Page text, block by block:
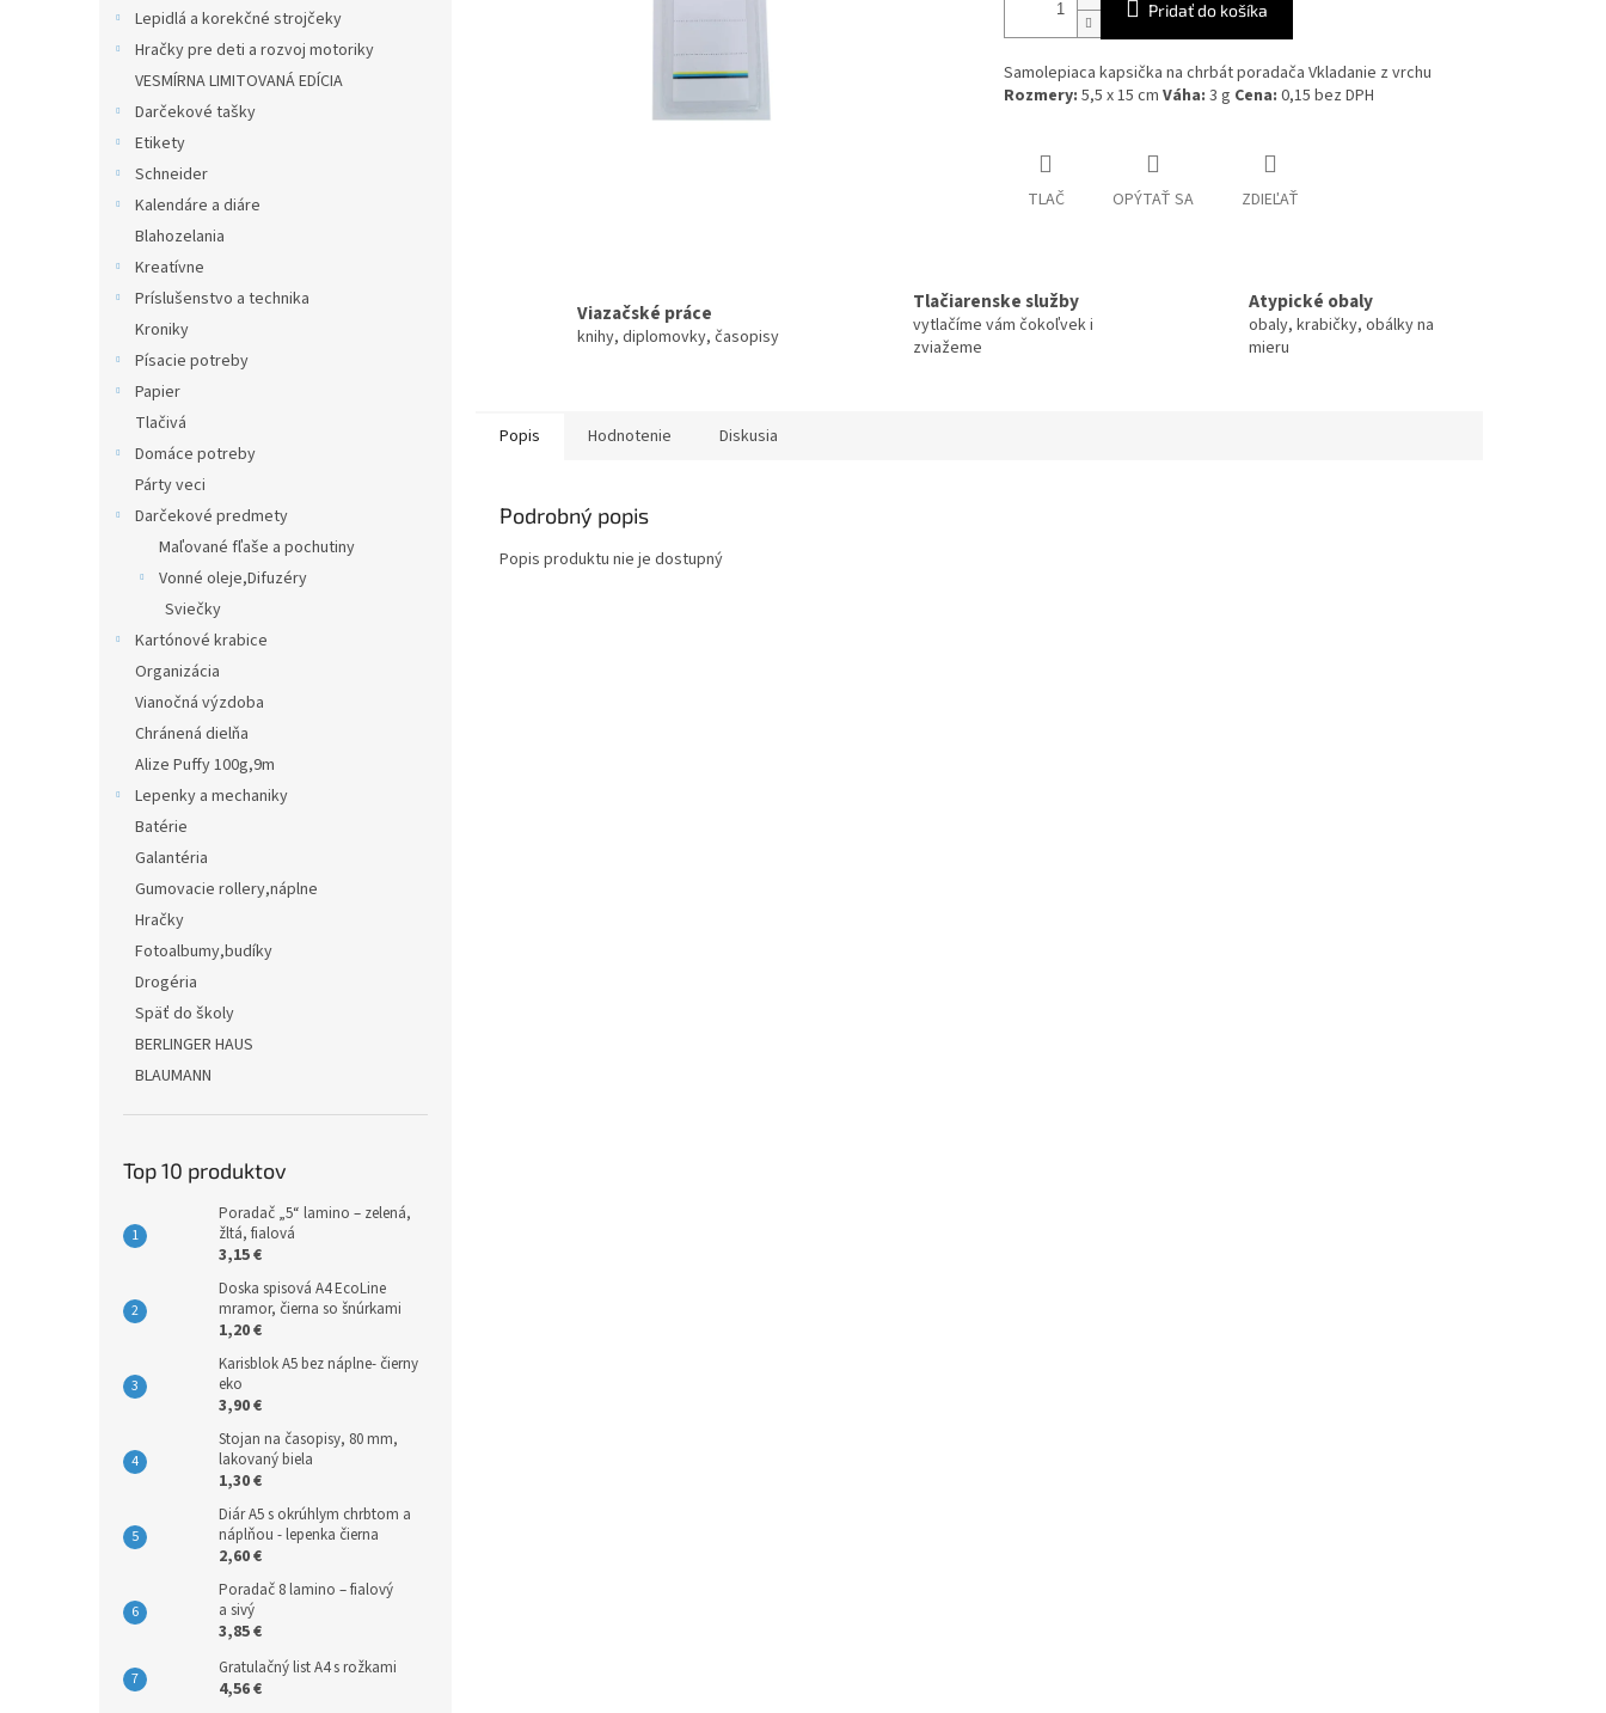
Lepidlá a korekčné strojčeky
Hračky pre deti a rozvoj motoriky
VESMÍRNA LIMITOVANÁ EDÍCIA
Darčekové tašky
Etikety
Schneider
Kalendáre a diáre
Blahozelania
Kreatívne
Príslušenstvo a technika
Kroniky
Písacie potreby
Papier
Tlačivá
Domáce potreby
Párty veci
Darčekové predmety
Maľované fľaše a pochutiny
Vonné oleje,Difuzéry
Sviečky
Kartónové krabice
Organizácia
Vianočná výzdoba
Chránená dielňa
Alize Puffy 100g,9m
Lepenky a mechaniky
Batérie
Galantéria
Gumovacie rollery,náplne
Hračky
Fotoalbumy,budíky
Drogéria
Späť do školy
BERLINGER HAUS
BLAUMANN
Top 10 produktov
Poradač „5“ lamino – zelená,
žltá, fialová
3,15 €
Doska spisová A4 EcoLine
mramor, čierna so šnúrkami
1,20 €
Karisblok A5 bez náplne- čierny
eko
3,90 €
Stojan na časopisy, 80 mm,
lakovaný biela
1,30 €
Diár A5 s okrúhlym chrbtom a
náplňou - lepenka čierna
2,60 €
Poradač 8 lamino – fialový
a sivý
3,85 €
Gratulačný list A4 s rožkami
4,56 €
Pridať do košíka
Samolepiaca kapsička na chrbát poradača Vkladanie z vrchu
Rozmery: 5,5 x 15 cm Váha: 3 g Cena: 0,15 bez DPH
TLAČ OPÝTAŤ SA ZDIEĽAŤ
Viazačské práce
knihy, diplomovky, časopisy
Tlačiarenske služby
vytlačíme vám čokoľvek i
zviažeme
Atypické obaly
obaly, krabičky, obálky na
mieru
Popis Hodnotenie Diskusia
Podrobný popis
Popis produktu nie je dostupný